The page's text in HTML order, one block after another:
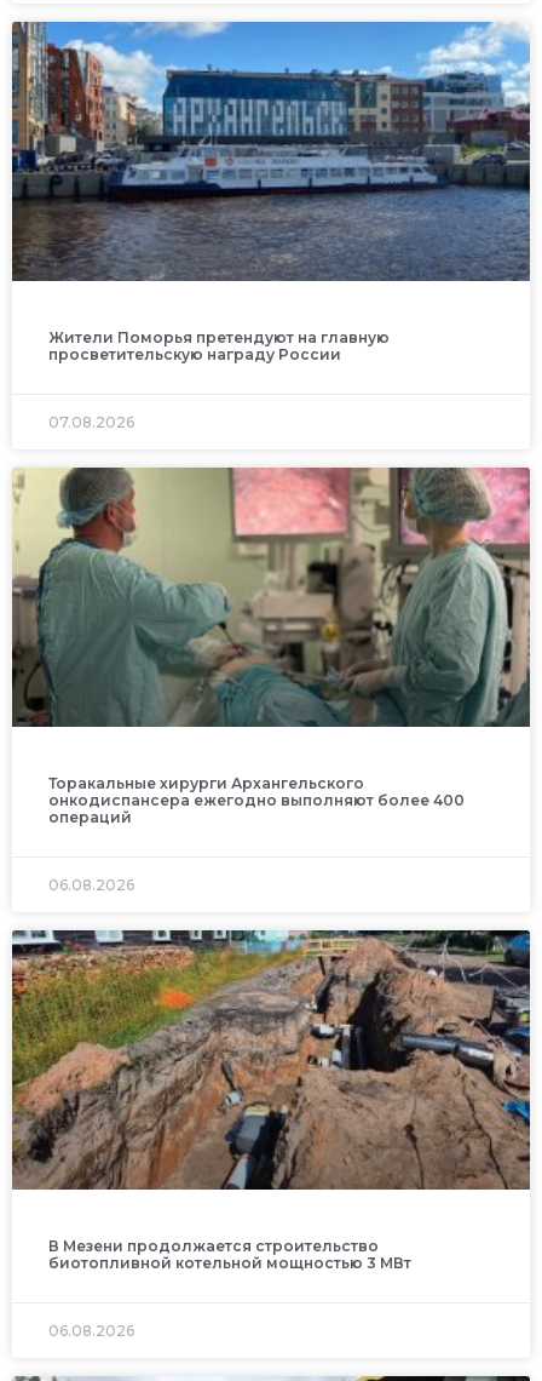
Жители Поморья претендуют на главную
просветительскую награду России
07.08.2026
Торакальные хирурги Архангельского
онкодиспансера ежегодно выполняют более 400
операций
06.08.2026
В Мезени продолжается строительство
биотопливной котельной мощностью 3 МВт
06.08.2026